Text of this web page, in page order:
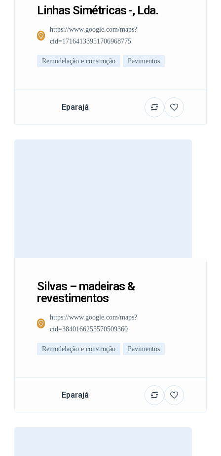
Linhas Simétricas -, Lda.
https://www.google.com/maps?
cid=17164133951706968775
Remodelação e construção Pavimentos
Eparajá
Silvas – madeiras &
revestimentos
https://www.google.com/maps?
cid=3840166255570509360
Remodelação e construção Pavimentos
Eparajá